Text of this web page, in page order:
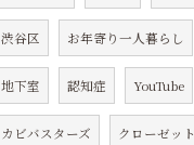
渋谷区 お年寄り一人暮らし
地下室 認知症 YouTube
カビバスターズ クローゼット